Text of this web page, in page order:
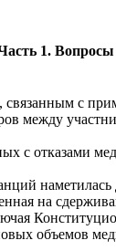
1.
с
между
с отказами
наметилась
на
объемов